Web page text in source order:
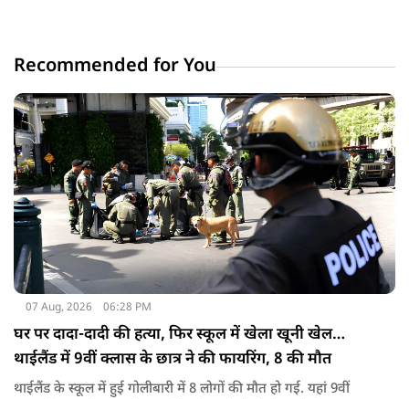
Recommended for You
07 Aug, 2026 06:28 PM
घर पर दादा-दादी की हत्या, फिर स्कूल में खेला खूनी खेल…
थाईलैंड में 9वीं क्लास के छात्र ने की फायरिंग, 8 की मौत
थाईलैंड के स्कूल में हुई गोलीबारी में 8 लोगों की मौत हो गई. यहां 9वीं